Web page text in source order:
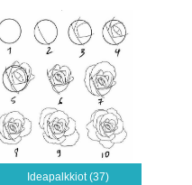
Ideapalkkiot (37)